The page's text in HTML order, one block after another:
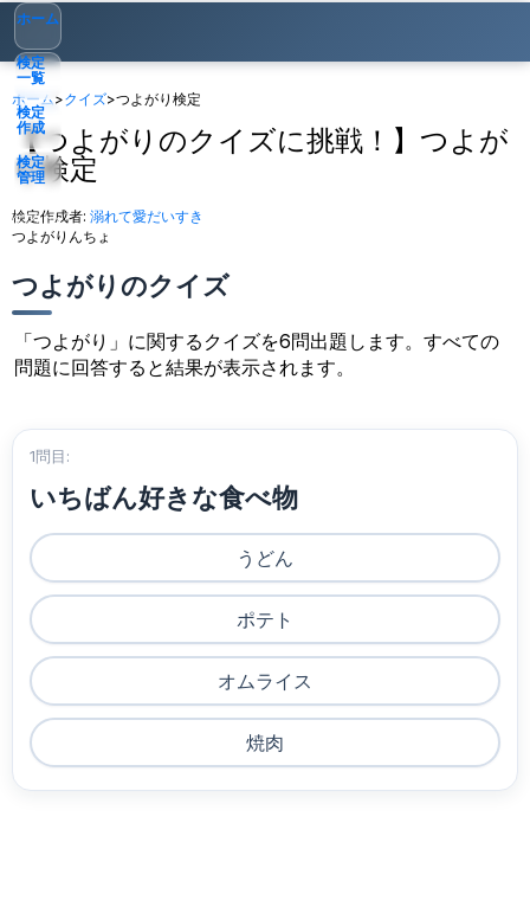
ホーム
検定
一覧
検定
作成
検定
管理
ゲスト▾
ホーム>クイズ>つよがり検定
【つよがりのクイズに挑戦！】つよが
り検定
検定作成者: 溺れて愛だいすき
つよがりんちょ
つよがりのクイズ
「つよがり」に関するクイズを6問出題します。すべての
問題に回答すると結果が表示されます。
1問目:
いちばん好きな食べ物
うどん
ポテト
オムライス
焼肉